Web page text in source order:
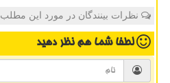
نظرات بینندگان در مورد این مطلب
لطفا شما همنظر دهید